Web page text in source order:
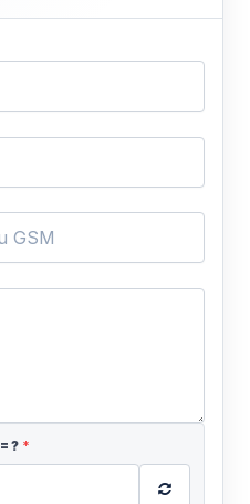
= ? *